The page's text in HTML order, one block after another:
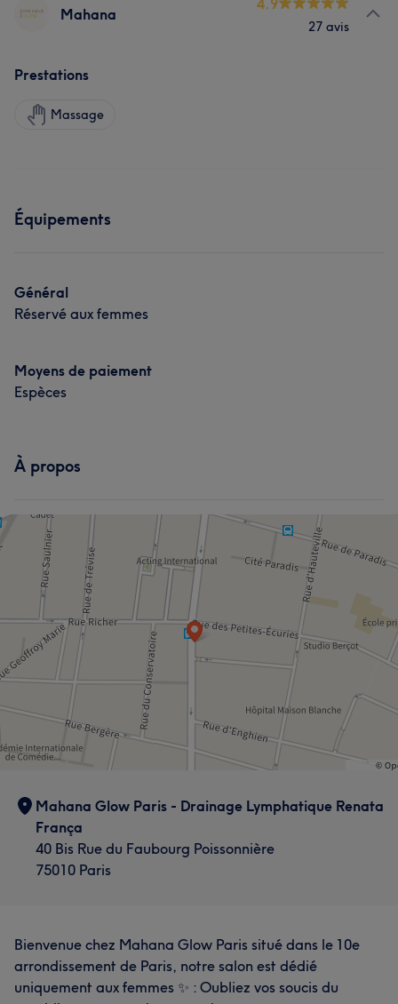
Mahana
4.9
27 avis
Prestations
Massage
Équipements
Général
Réservé aux femmes
Moyens de paiement
Espèces
À propos
Mahana Glow Paris - Drainage Lymphatique Renata
França
40 Bis Rue du Faubourg Poissonnière
75010 Paris
Bienvenue chez Mahana Glow Paris situé dans le 10e
arrondissement de Paris, notre salon est dédié
uniquement aux femmes ✨ : Oubliez vos soucis du